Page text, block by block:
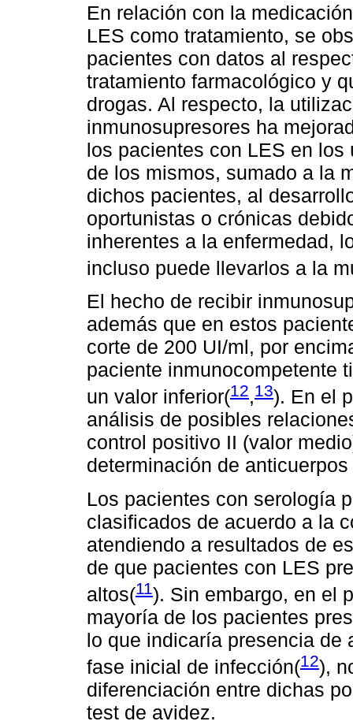
En relación con la
LES como tratamiento, se
pacientes con datos al
tratamiento farmacológico y
drogas. Al respecto, la
inmunosupresores ha
los pacientes con LES en
de los mismos, sumado a la
dichos pacientes, al
oportunistas o crónicas
inherentes a la enfermedad,
incluso puede llevarlos a la
El hecho de recibir
además que en estos
corte de 200 UI/ml, por
paciente inmunocompetente
un valor inferior(12,13). En el
análisis de posibles
control positivo II (valor
determinación de
Los pacientes con serología
clasificados de acuerdo a la
atendiendo a resultados de
de que pacientes con LES
altos(11). Sin embargo, en el
mayoría de los pacientes
lo que indicaría presencia de
fase inicial de infección(12),
diferenciación entre dichas
test de avidez.